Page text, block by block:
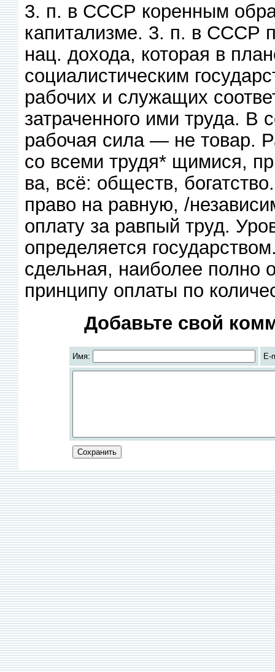
3. п. в СССР коренным
капитализме. 3. п. в СССР
нац. дохода, которая в
социалистическим
рабочих и служащих
затраченного ими труда. В
рабочая сила — не товар.
со всеми трудя* щимися,
ва, всё: обществ,
право на равную, /
оплату за равпый труд.
определяется
сдельная, наиболее полно
принципу оплаты по
Добавьте свой
Имя: E-